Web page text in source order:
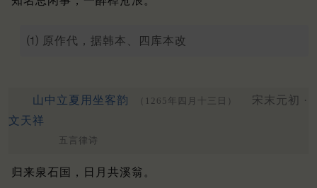
⑴ 原作代，据韩本、四库本改
山中立夏用坐客韵 （1265年四月十三日）
宋末元初 ·
文天祥
五言律诗
归来泉石国，日月共溪翁。